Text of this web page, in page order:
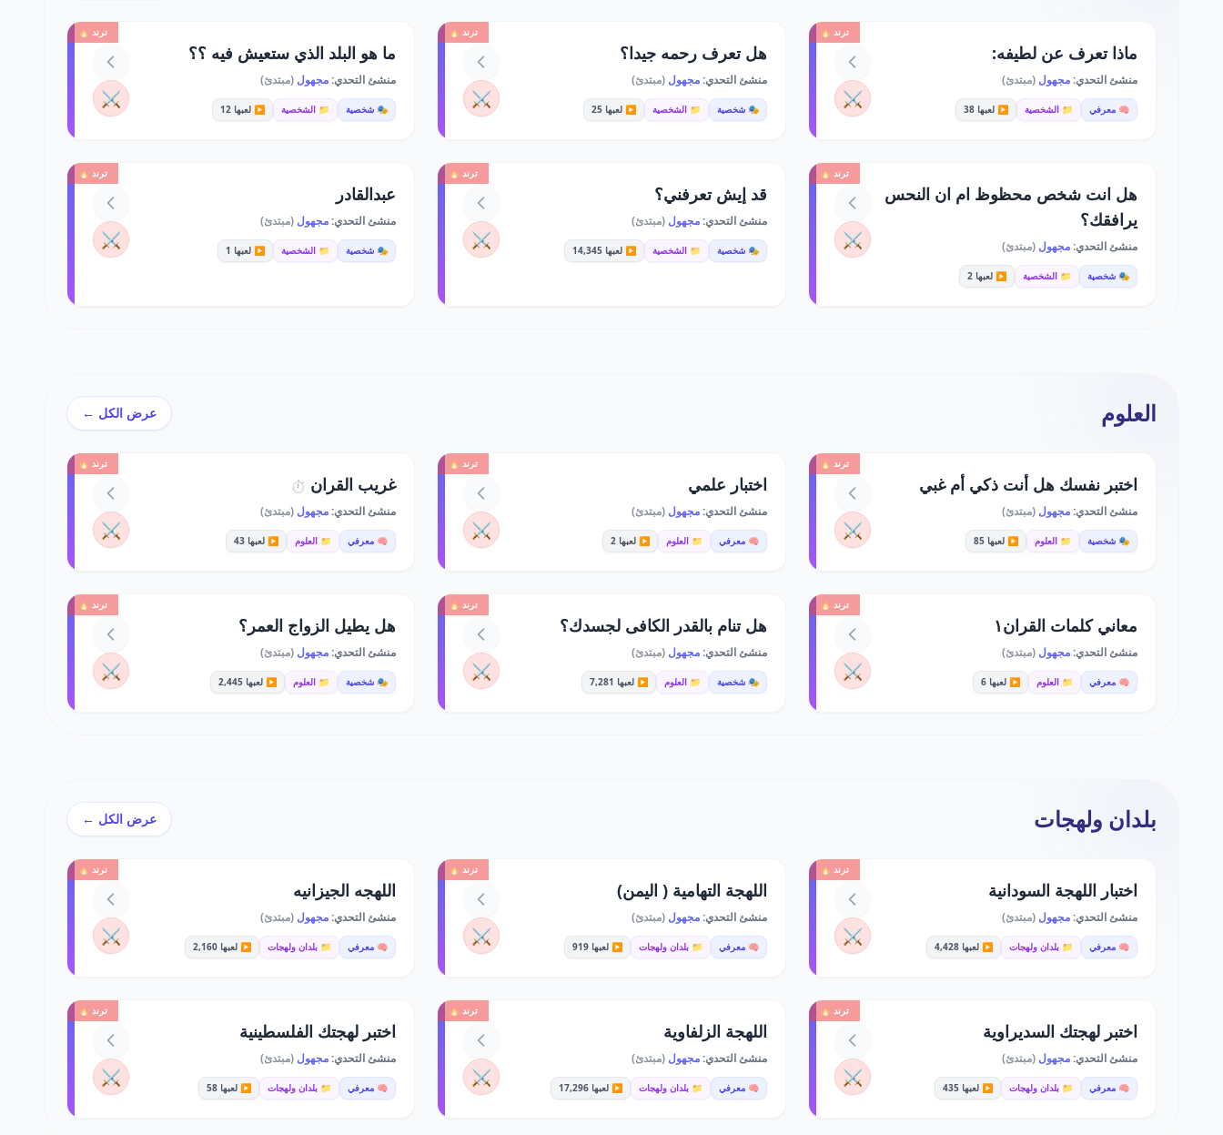
ترند 🔥
ماذا تعرف عن لطيفه:
منشئ التحدي:مجهول (مبتدئ)
🧠 معرفي 📁 الشخصية ▶️ لعبها 38 ⚔️
ترند 🔥
هل تعرف رحمه جيدا؟
منشئ التحدي:مجهول(مبتدئ)
🎭 شخصية 📁 الشخصية ▶️ لعبها 25 ⚔️
ترند 🔥
ما هو البلد الذي ستعيش فيه ؟؟
منشئ التحدي:مجهول (مبتدئ)
🎭 شخصية 📁 الشخصية ▶️ لعبها 12 ⚔️
ترند 🔥
هل انت شخص محظوظ ام ان النحس
يرافقك؟
منشئ التحدي:مجهول (مبتدئ)
🎭 شخصية 📁 الشخصية ▶️ لعبها 2
⚔️
ترند 🔥
قد إيش تعرفني؟
منشئ التحدي:مجهول(مبتدئ)
🎭 شخصية 📁 الشخصية ▶️ لعبها 14,345 ⚔️
ترند 🔥
عبدالقادر
منشئ التحدي:مجهول (مبتدئ)
🎭 شخصية 📁 الشخصية ▶️ لعبها 1 ⚔️
العلوم عرض الكل ←
ترند 🔥
اختبر نفسك هل أنت ذكي أم غبي
منشئ التحدي:مجهول (مبتدئ)
🎭 شخصية 📁 العلوم ▶️ لعبها 85 ⚔️
ترند 🔥
اختبار علمي
منشئ التحدي:مجهول(مبتدئ)
🧠 معرفي 📁 العلوم ▶️ لعبها 2 ⚔️
ترند 🔥
غريب القران ⏱️
منشئ التحدي:مجهول (مبتدئ)
🧠 معرفي 📁 العلوم ▶️ لعبها 43 ⚔️
ترند 🔥
معاني كلمات القران١
منشئ التحدي:مجهول (مبتدئ)
🧠 معرفي 📁 العلوم ▶️ لعبها 6 ⚔️
ترند 🔥
هل تنام بالقدر الكافى لجسدك؟
منشئ التحدي:مجهول(مبتدئ)
🎭 شخصية 📁 العلوم ▶️ لعبها 7,281 ⚔️
ترند 🔥
هل يطيل الزواج العمر؟
منشئ التحدي:مجهول (مبتدئ)
🎭 شخصية 📁 العلوم ▶️ لعبها 2,445 ⚔️
بلدان ولهجات عرض الكل ←
ترند 🔥
اختبار اللهجة السودانية
منشئ التحدي:مجهول (مبتدئ)
🧠 معرفي 📁 بلدان ولهجات ▶️ لعبها 4,428 ⚔️
ترند 🔥
اللهجة التهامية ( اليمن)
منشئ التحدي:مجهول(مبتدئ)
🧠 معرفي 📁 بلدان ولهجات ▶️ لعبها 919 ⚔️
ترند 🔥
اللهجه الجيزانيه
منشئ التحدي:مجهول (مبتدئ)
🧠 معرفي 📁 بلدان ولهجات ▶️ لعبها 2,160 ⚔️
ترند 🔥
اختبر لهجتك السديراوية
منشئ التحدي:مجهول (مبتدئ)
🧠 معرفي 📁 بلدان ولهجات ▶️ لعبها 435 ⚔️
ترند 🔥
اللهجة الزلفاوية
منشئ التحدي:مجهول(مبتدئ)
🧠 معرفي 📁 بلدان ولهجات ▶️ لعبها 17,296 ⚔️
ترند 🔥
اختبر لهجتك الفلسطينية
منشئ التحدي:مجهول (مبتدئ)
🧠 معرفي 📁 بلدان ولهجات ▶️ لعبها 58 ⚔️